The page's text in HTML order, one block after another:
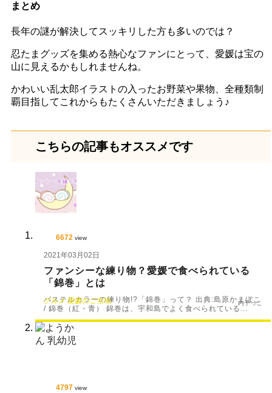
まとめ
長年の謎が解決してスッキリした方も多いのでは？
忍たまグッズを集める熱心なファンにとって、愛媛は宝の
山に見えるかもしれませんね。
かわいい乱太郎イラストの入ったお野菜や果物、全種類制
覇目指してこれからもたくさんいただきましょう♪
こちらの記事もオススメです
6672 view
2021年03月02日
ファンシーな練り物？愛媛で食べられている
「錦巻」とは
パステルカラーの練り物!?「錦巻」って？ 出典:島原かまぼこ
/ 錦巻（紅・青） 錦巻は、宇和島でよく食べられている…
グルメ 愛媛のご当地 内子っこ
4797 view